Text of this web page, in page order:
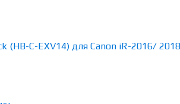
(HB-C-EXV14) для Canon iR-2016/